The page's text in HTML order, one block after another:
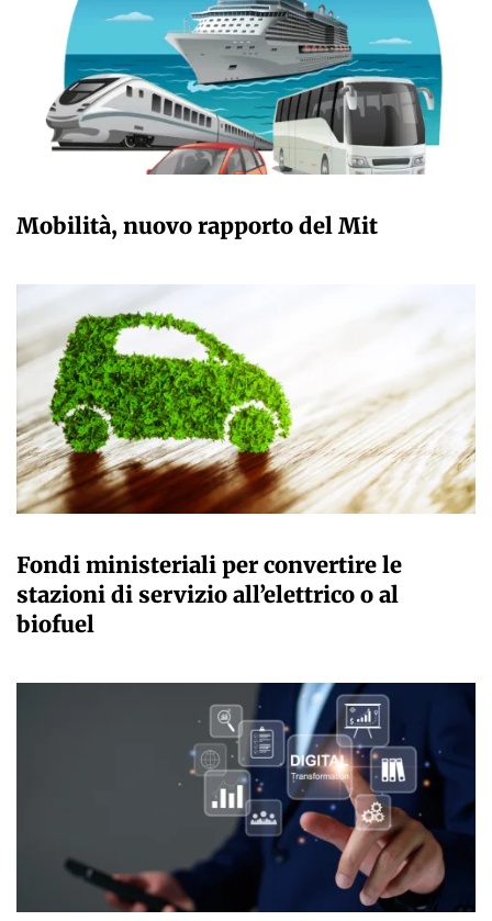
Mobilità, nuovo rapporto del Mit
Fondi ministeriali per convertire le
stazioni di servizio all’elettrico o al
biofuel